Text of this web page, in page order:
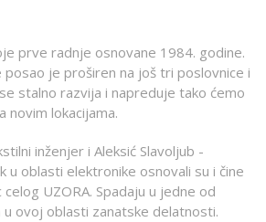
prve radnje osnovane 1984. godine.
posao je proširen na još tri poslovnice i
stalno razvija i napreduje tako ćemo
novim lokacijama.
inženjer i Aleksić Slavoljub -
u oblasti elektronike osnovali su i čine
UZORA. Spadaju u jedne od
ovoj oblasti zanatske delatnosti.